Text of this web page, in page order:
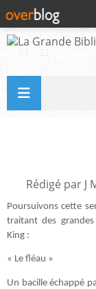
Rédigé par J
Poursuivons cette
traitant des
King :
« Le fléau »
Un bacille échappé